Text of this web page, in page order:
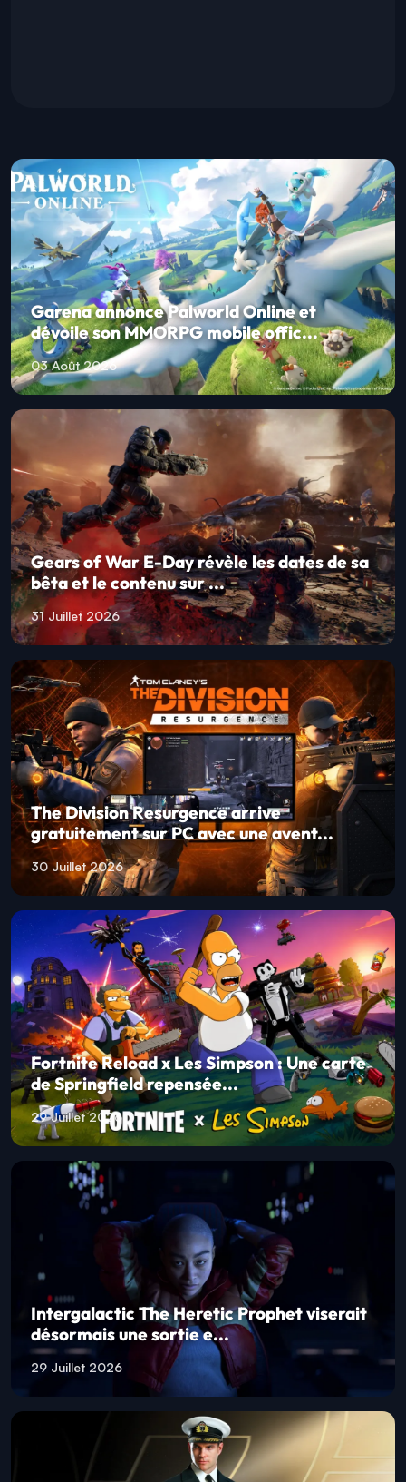
Garena annonce Palworld Online et
dévoile son MMORPG mobile offic...
03 Août 2026
Gears of War E-Day révèle les dates de sa
bêta et le contenu sur ...
31 Juillet 2026
The Division Resurgence arrive
gratuitement sur PC avec une avent...
30 Juillet 2026
Fortnite Reload x Les Simpson : Une carte
de Springfield repensée...
29 Juillet 2026
Intergalactic The Heretic Prophet viserait
désormais une sortie e...
29 Juillet 2026